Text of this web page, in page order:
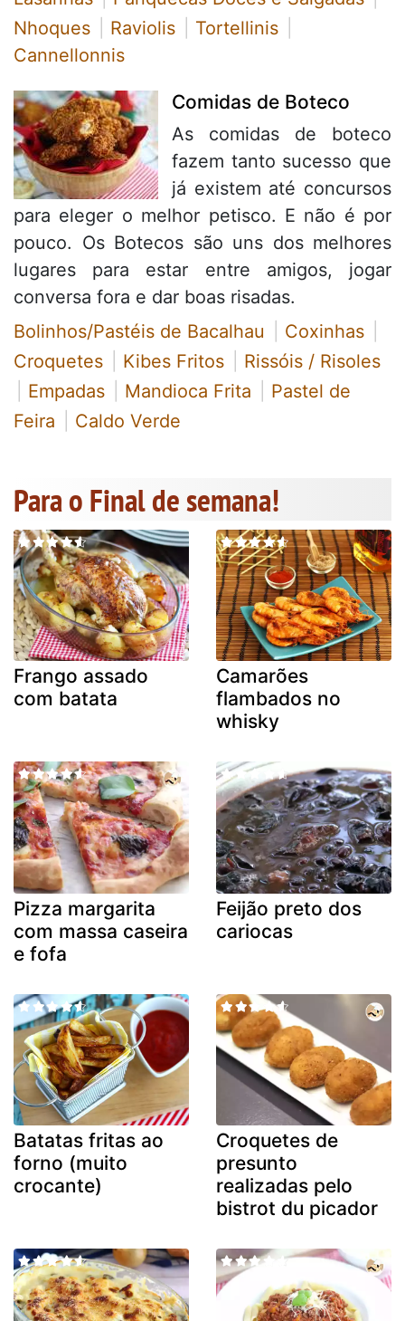
Nhoques
Raviolis
Tortellinis
Cannellonnis
Comidas de Boteco
As comidas de boteco
fazem tanto sucesso que
já existem até concursos
para eleger o melhor petisco. E não é por
pouco. Os Botecos são uns dos melhores
lugares para estar entre amigos, jogar
conversa fora e dar boas risadas.
Bolinhos/Pastéis de Bacalhau
Coxinhas
Croquetes
Kibes Fritos
Rissóis / Risoles
Empadas
Mandioca Frita
Pastel de
Feira
Caldo Verde
Para o Final de semana!
Frango assado
com batata
Camarões
flambados no
whisky
Pizza margarita
com massa caseira
e fofa
Feijão preto dos
cariocas
Batatas fritas ao
forno (muito
crocante)
Croquetes de
presunto
realizadas pelo
bistrot du picador